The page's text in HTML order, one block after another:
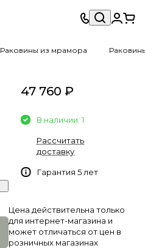
Раковины из мрамора
47 760 ₽
В наличии: 1
Рассчитать
доставку
Гарантия 5 лет
Цена действительна только
для интернет-магазина и
может отличаться от цен в
розничных магазинах